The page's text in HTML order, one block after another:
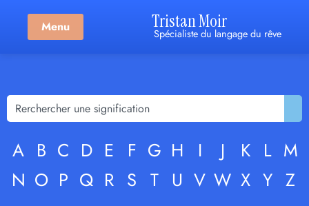
Menu Tristan Moir
Spécialiste du langage du rêve
A B C D E F G H I J K L M
N O P Q R S T U V W X Y Z